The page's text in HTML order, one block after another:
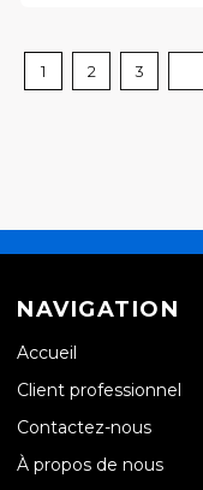
1 2 3
NAVIGATION
Accueil
Client professionnel
Contactez-nous
À propos de nous